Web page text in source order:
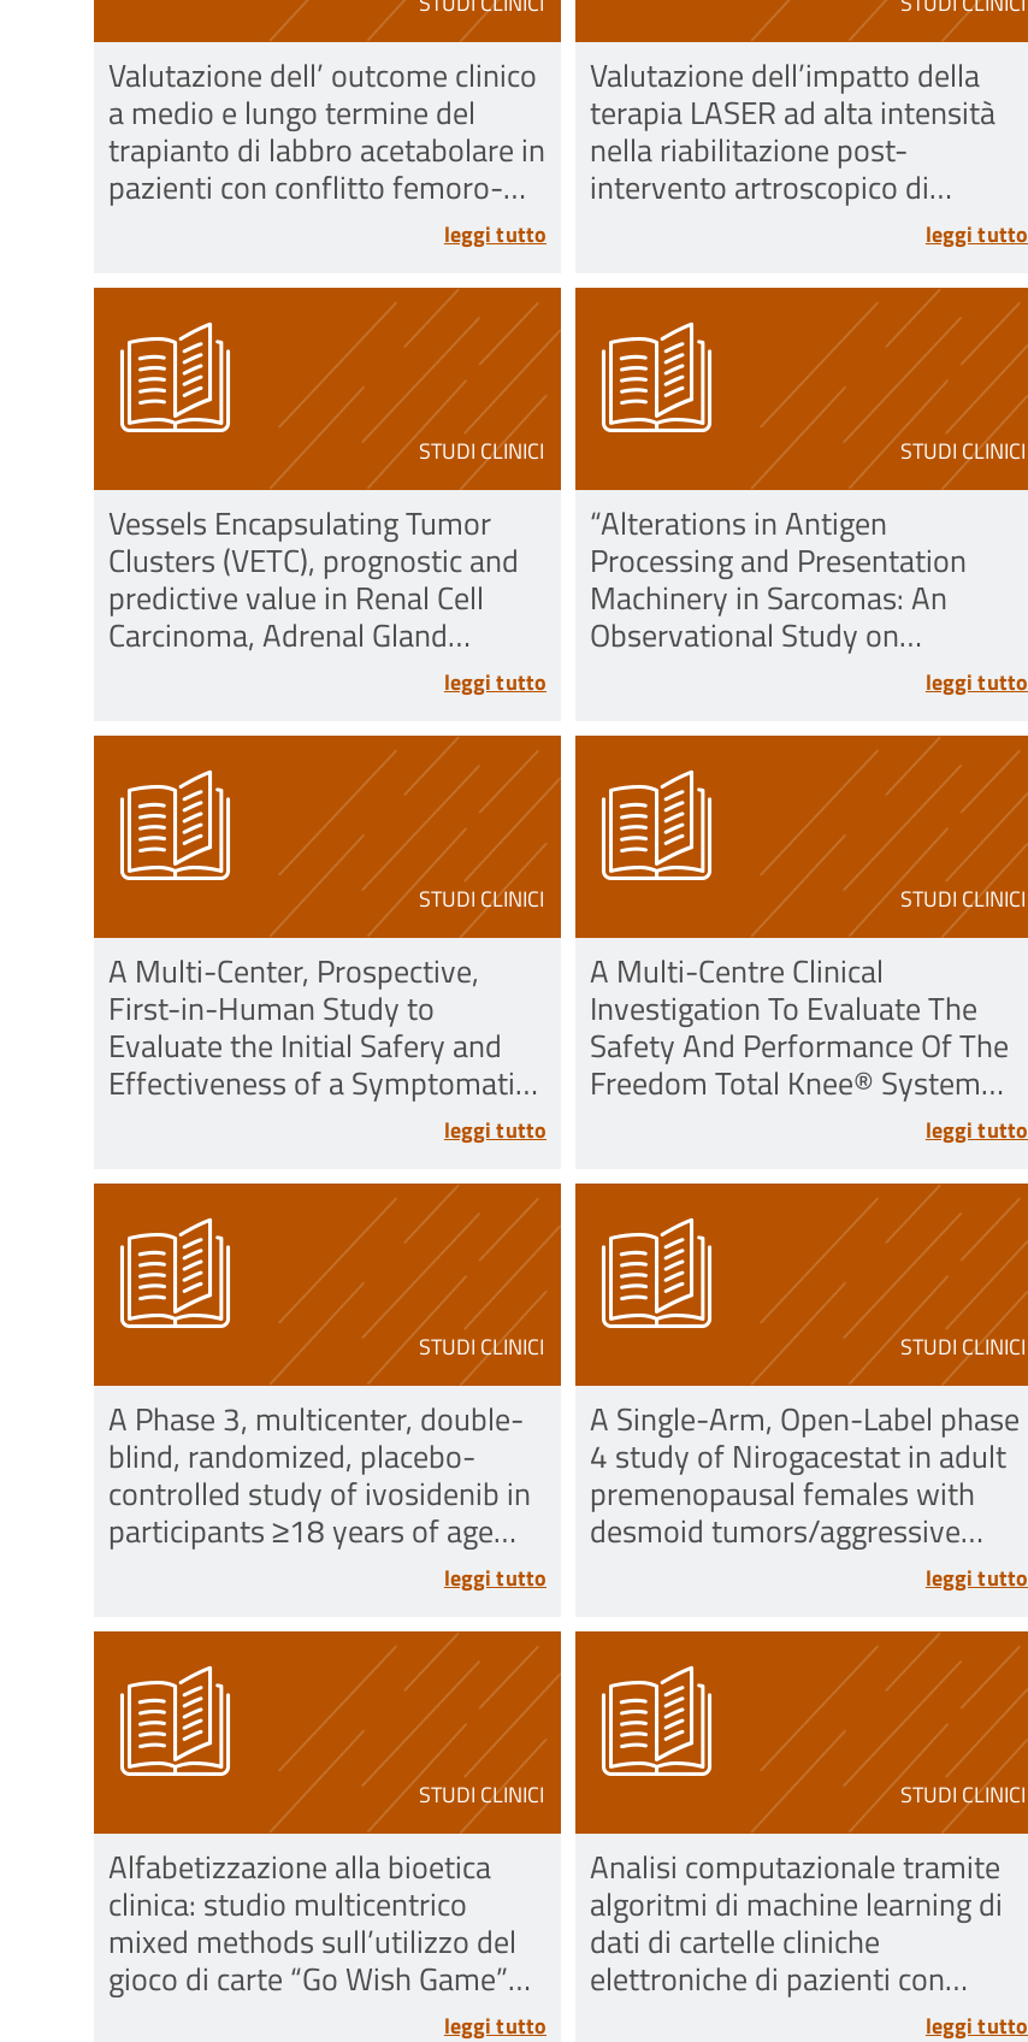
Valutazione dell’ outcome clinico
a medio e lungo termine del
trapianto di labbro acetabolare in
pazienti con conflitto femoro-
leggi tutto
Valutazione dell’impatto della
terapia LASER ad alta intensità
nella riabilitazione post-
intervento artroscopico di
riparazione della cuffia dei
rotatori della spalla: uno studio
randomizzato controllato
leggi tutto
STUDI CLINICI
Vessels Encapsulating Tumor
Clusters (VETC), prognostic and
predictive value in Renal Cell
Carcinoma, Adrenal Gland
Carcinoma and Soft Tissue
prognostico e predittivo nel
carcinoma renale, nel carcinoma
surrenale e sarcoma
leggi tutto
STUDI CLINICI
“Alterations in Antigen
Processing and Presentation
Machinery in Sarcomas: An
Observational Study on
Prognostic and Therapeutic
Implications - Alterazioni del
sistema di processamento e
presentazione dell’antigene nei
sarcomi: studio osservazionale...
leggi tutto
STUDI CLINICI
A Multi-Center, Prospective,
First-in-Human Study to
Evaluate the Initial Safery and
Effectiveness of a Symptomatic
Massive Rotator Cuff Tearleggi tutto
STUDI CLINICI
A Multi-Centre Clinical
Investigation To Evaluate The
Safety And Performance Of The
Freedom Total Knee® System
With The PEEK-OPTIMA™leggi tutto
STUDI CLINICI
A Phase 3, multicenter, double-
blind, randomized, placebo-
controlled study of ivosidenib in
participants ≥18 years of age
chondrosarcoma with an IDH1
mutation, untreated or
previously treated with 1
systemi
leggi tutto
STUDI CLINICI
A Single-Arm, Open-Label phase
4 study of Nirogacestat in adult
premenopausal females with
desmoid tumors/aggressive
leggi tutto
STUDI CLINICI
Alfabetizzazione alla bioetica
clinica: studio multicentrico
mixed methods sull’utilizzo del
gioco di carte “Go Wish Game”
come strumento nell’Educazione
leggi tutto
STUDI CLINICI
Analisi computazionale tramite
algoritmi di machine learning di
dati di cartelle cliniche
elettroniche di pazienti con
Osteosarcoma o Sarcoma dileggi tutto